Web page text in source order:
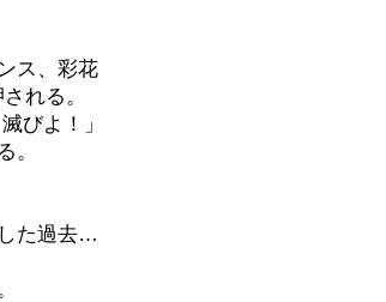
ス、彩花
れる。
びよ！」
。
た過去…